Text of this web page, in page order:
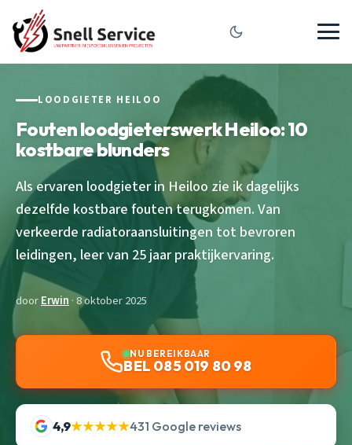
LOODGIETER HEILOO
Fouten loodgieterswerk Heiloo: 10
kostbare blunders
Als ervaren loodgieter in Heiloo zie ik dagelijks
dezelfde kostbare fouten terugkomen. Van
verkeerde radiatoraansluitingen tot bevroren
leidingen, leer van 25 jaar praktijkervaring.
doorErwin · 8 oktober 2025
NU BEREIKBAAR
BEL 085 019 80 98
4,9★★★★★431 Google reviews